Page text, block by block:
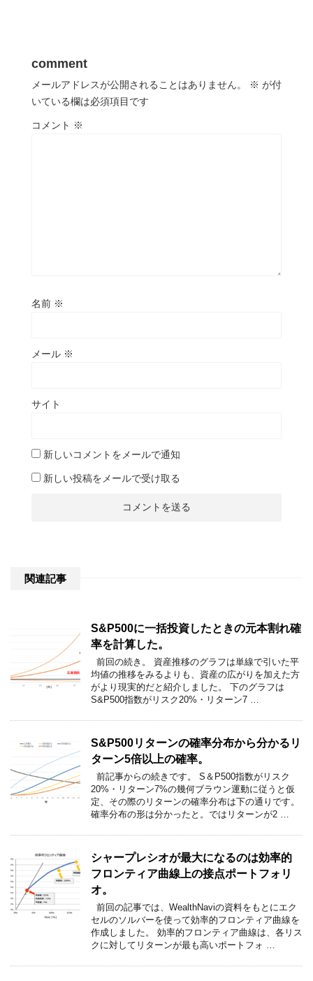
comment
メールアドレスが公開されることはありません。 ※ が付
いている欄は必須項目です
コメント ※
名前 ※
メール ※
サイト
新しいコメントをメールで通知
新しい投稿をメールで受け取る
関連記事
S&P500に一括投資したときの元本割れ確
率を計算した。
前回の続き。 資産推移のグラフは単線で引いた平
均値の推移をみるよりも、資産の広がりを加えた方
がより現実的だと紹介しました。 下のグラフは
S&P500指数がリスク20%・リターン7 …
S&P500リターンの確率分布から分かるリ
ターン5倍以上の確率。
前記事からの続きです。 S＆P500指数がリスク
20%・リターン7%の幾何ブラウン運動に従うと仮
定、その際のリターンの確率分布は下の通りです。
確率分布の形は分かったと。ではリターンが2 …
シャープレシオが最大になるのは効率的
フロンティア曲線上の接点ポートフォリ
オ。
前回の記事では、WealthNaviの資料をもとにエク
セルのソルバーを使って効率的フロンティア曲線を
作成しました。 効率的フロンティア曲線は、各リス
クに対してリターンが最も高いポートフォ …